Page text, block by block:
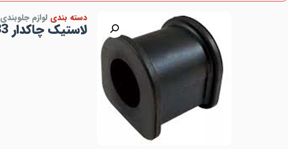
دسته بندی لوازم جلوبندی
لاستیک چاکدار mvm x33